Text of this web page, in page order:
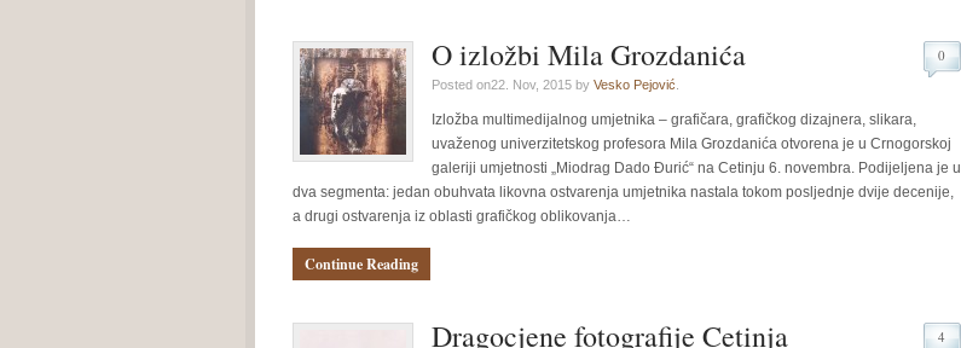
O izložbi Mila Grozdanića
Posted on22. Nov, 2015 by Vesko Pejović
0
Izložba multimedijalnog umjetnika – grafičara, grafičkog dizajnera, slikara,
uvaženog univerzitetskog profesora Mila Grozdanića otvorena je u Crnogorskoj
galeriji umjetnosti „Miodrag Dado Đurić“ na Cetinju 6. novembra. Podijeljena je u
dva segmenta: jedan obuhvata likovna ostvarenja umjetnika nastala tokom posljednje dvije decenije,
a drugi ostvarenja iz oblasti grafičkog oblikovanja…
Continue Reading
Dragocjene fotografije Cetinja 4